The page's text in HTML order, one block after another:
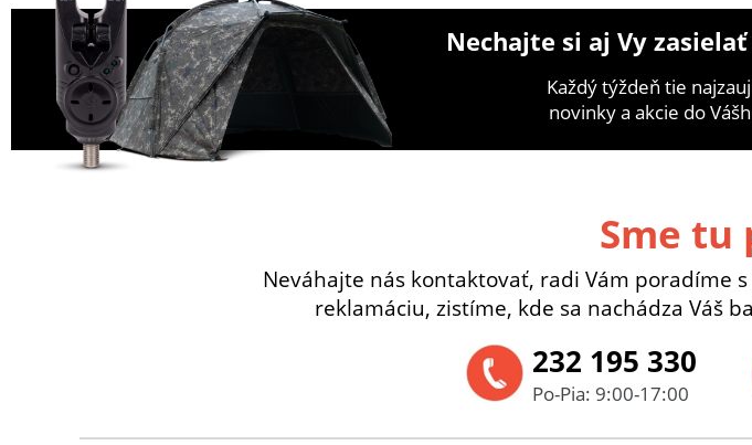
Nechajte si aj Vy
Každý týždeň tie
novinky a akcie do
Sme tu
Neváhajte nás kontaktovať, radi Vám poradíme
reklamáciu, zistíme, kde sa nachádza Váš
232 195 330
Po-Pia: 9:00-17:00